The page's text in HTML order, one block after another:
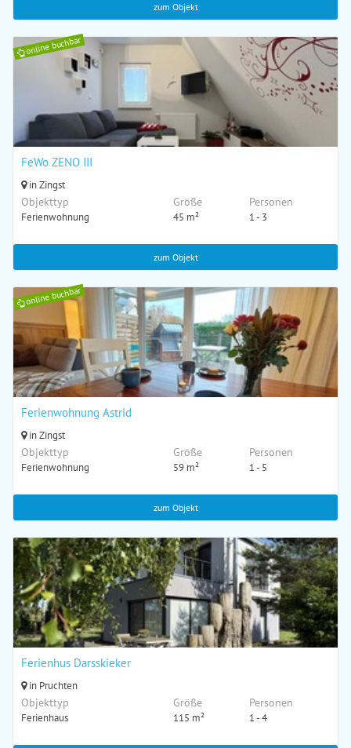
zum Objekt
online buchbar
FeWo ZENO III
in Zingst
Objekttyp
Ferienwohnung
Größe
45 m²
Personen
1 - 3
zum Objekt
online buchbar
Ferienwohnung Astrid
in Zingst
Objekttyp
Ferienwohnung
Größe
59 m²
Personen
1 - 5
zum Objekt
Ferienhus Darsskieker
in Pruchten
Objekttyp
Ferienhaus
Größe
115 m²
Personen
1 - 4